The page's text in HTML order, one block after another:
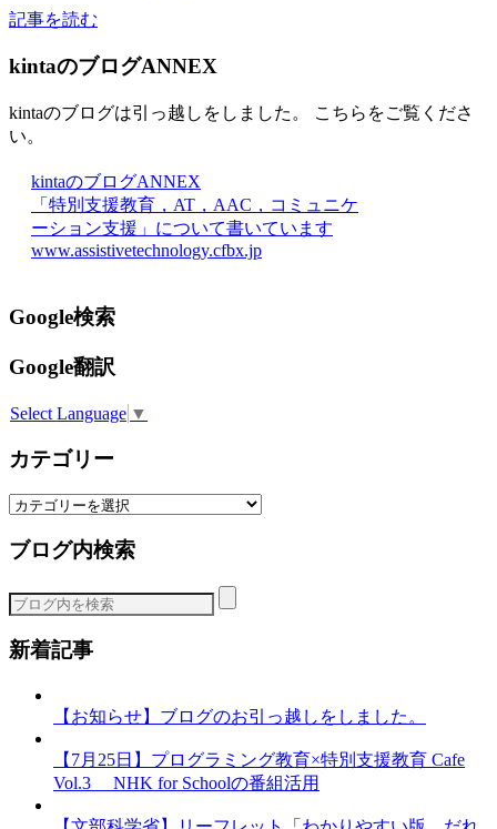
記事を読む
kintaのブログANNEX
kintaのブログは引っ越しをしました。 こちらをご覧くださ
い。
kintaのブログANNEX
「特別支援教育，AT，AAC，コミュニケ
ーション支援」について書いています
www.assistivetechnology.cfbx.jp
Google検索
Google翻訳
Select Language ▼
カテゴリー
カ
ゴ
ー
ブログ内検索
新着記事
【お知らせ】ブログのお引っ越しをしました。
【7月25日】プログラミング教育×特別支援教育 Cafe
Vol.3 NHK for Schoolの番組活用